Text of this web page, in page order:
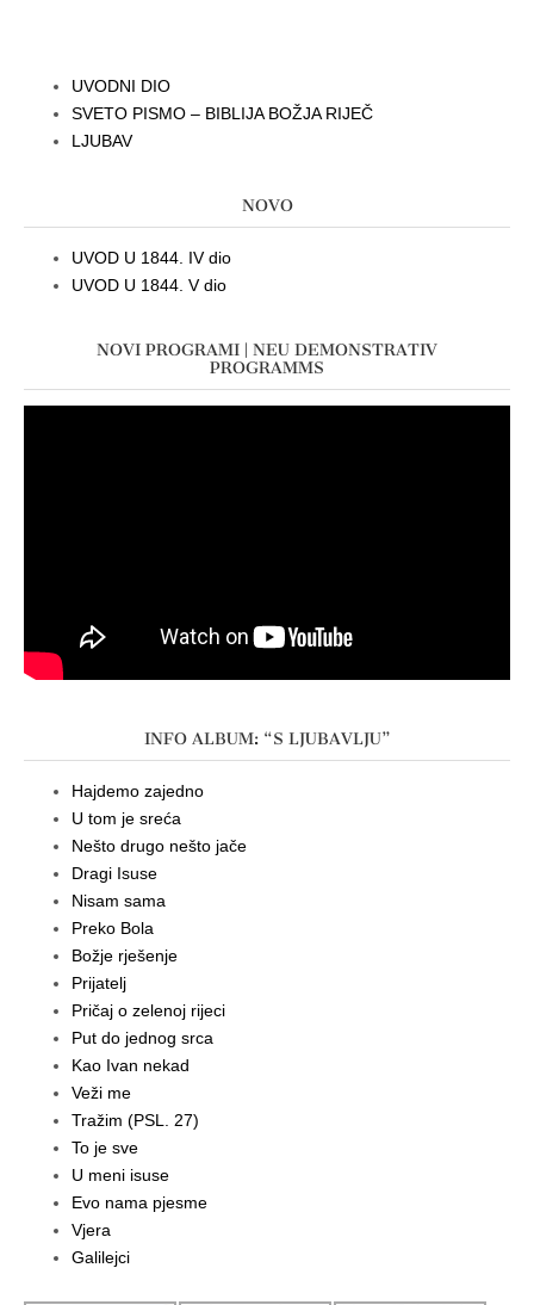
UVODNI DIO
SVETO PISMO – BIBLIJA BOŽJA RIJEČ
LJUBAV
NOVO
UVOD U 1844. IV dio
UVOD U 1844. V dio
NOVI PROGRAMI | NEU DEMONSTRATIV
PROGRAMMS
INFO ALBUM: “S LJUBAVLJU”
Hajdemo zajedno
U tom je sreća
Nešto drugo nešto jače
Dragi Isuse
Nisam sama
Preko Bola
Božje rješenje
Prijatelj
Pričaj o zelenoj rijeci
Put do jednog srca
Kao Ivan nekad
Veži me
Tražim (PSL. 27)
To je sve
U meni isuse
Evo nama pjesme
Vjera
Galilejci